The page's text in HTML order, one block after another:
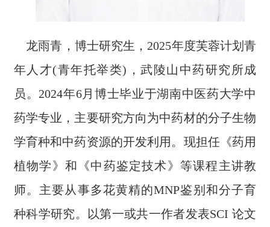
龙雨青，博士研究生，2025年度芙蓉计划青
年人才(青年托举类)，武陵山中药研究所成
员。2024年6月博士毕业于湖南中医药大学中
药学专业，主要研究方向为中药材的分子生物
学育种和中药资源的开发利用。现担任《药用
植物学》和《中药鉴定技术》等课程主讲教
师。主要从事多花黄精的MNP鉴别和分子育
种科学研究。以第一或共一作者发表SCI 论文